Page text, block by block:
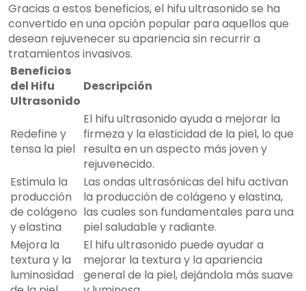
Gracias a estos beneficios, el hifu ultrasonido se ha
convertido en una opción popular para aquellos que
desean rejuvenecer su apariencia sin recurrir a
tratamientos invasivos.
Beneficios
del Hifu
Ultrasonido
Descripción
Redefine y
tensa la piel
El hifu ultrasonido ayuda a mejorar la
firmeza y la elasticidad de la piel, lo que
resulta en un aspecto más joven y
rejuvenecido.
Estimula la
producción
de colágeno
y elastina
Las ondas ultrasónicas del hifu activan
la producción de colágeno y elastina,
las cuales son fundamentales para una
piel saludable y radiante.
Mejora la
textura y la
luminosidad
El hifu ultrasonido puede ayudar a
mejorar la textura y la apariencia
general de la piel, dejándola más suave